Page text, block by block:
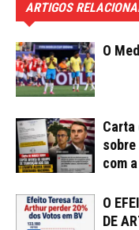
ARTIGOS
O
Carta
com
O
DE